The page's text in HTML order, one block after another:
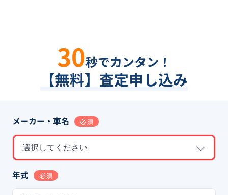
30秒でカンタン！
【無料】査定申し込み
メーカー・車名 必須
選択してください
年式 必須